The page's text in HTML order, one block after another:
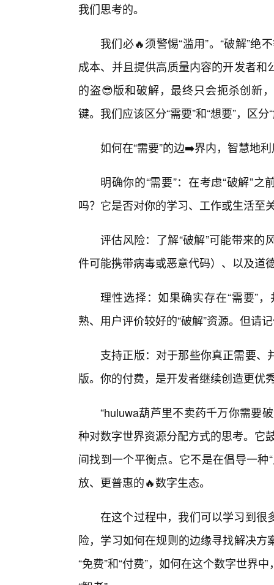
我们思考的。
我们必🔥须警惕“滥用”。“破解”绝
成本、并且提供高质量内容的开发者
的盗😎版和破解，最终只会扼杀创新
键。我们应该区分“需要”和“想要”，区
如何在“需要”的边➡️界内，智慧地利
明确你的“需要”：在考虑“破解”
吗？它是否对你的学习、工作或生活至
评估风险：了解“破解”可能带来
件可能携带病毒或恶意代码）、以及道
理性选择：如果确实存在“需要”
熟、用户评价较好的“破解”资源。但请
支持正版：对于那些你真正需要
版。你的付费，是开发者继续创造更优
“huluwa葫芦里不卖药千万你需要
种对数字世界资源分配方式的思考。它
间找到一个平衡点。它不是在倡导一
放、更普惠的🔥数字生态。
在这个过程中，我们可以学习到很
险，学习如何在规则的边缘寻找解决
“免费”和“付费”，如何在这个数字世界